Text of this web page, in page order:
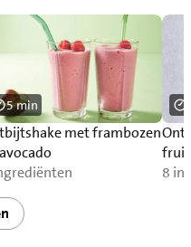
met frambozen
5 min
fruit
8